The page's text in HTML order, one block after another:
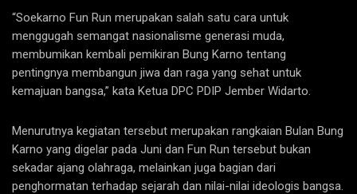
“Soekarno Fun Run merupakan salah satu cara untuk
menggugah semangat nasionalisme generasi muda,
membumikan kembali pemikiran Bung Karno tentang
pentingnya membangun jiwa dan raga yang sehat untuk
kemajuan bangsa,” kata Ketua DPC PDIP Jember Widarto.
Menurutnya kegiatan tersebut merupakan rangkaian Bulan Bung
Karno yang digelar pada Juni dan Fun Run tersebut bukan
sekadar ajang olahraga, melainkan juga bagian dari
penghormatan terhadap sejarah dan nilai-nilai ideologis bangsa.